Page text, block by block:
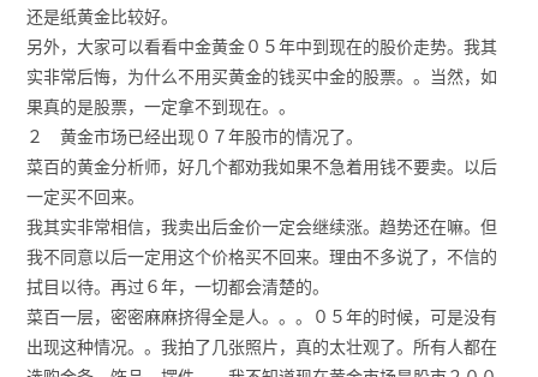
还是纸黄金比较好。
另外，大家可以看看中金黄金０５年中到现在的股价走势。我其
实非常后悔，为什么不用买黄金的钱买中金的股票。。当然，如
果真的是股票，一定拿不到现在。。
２ 黄金市场已经出现０７年股市的情况了。
菜百的黄金分析师，好几个都劝我如果不急着用钱不要卖。以后
一定买不回来。
我其实非常相信，我卖出后金价一定会继续涨。趋势还在嘛。但
我不同意以后一定用这个价格买不回来。理由不多说了，不信的
拭目以待。再过６年，一切都会清楚的。
菜百一层，密密麻麻挤得全是人。。。０５年的时候，可是没有
出现这种情况。。我拍了几张照片，真的太壮观了。所有人都在